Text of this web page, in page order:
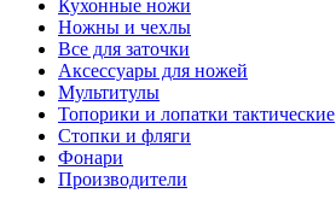
Кухонные ножи
Ножны и чехлы
Все для заточки
Аксессуары для ножей
Мультитулы
Топорики и лопатки тактические
Стопки и фляги
Фонари
Производители